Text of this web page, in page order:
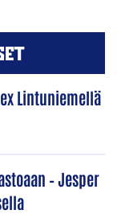
Lintuniemellä
– Jesper